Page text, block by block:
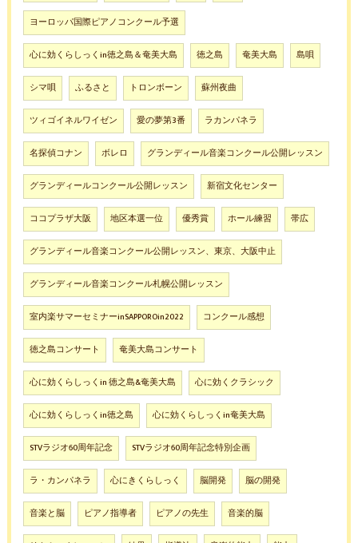
ヨーロッパ国際ピアノコンクール予選
心に効くらしっくin徳之島＆奄美大島 徳之島 奄美大島 島唄
シマ唄 ふるさと トロンボーン 蘇州夜曲
ツィゴイネルワイゼン 愛の夢第3番 ラカンパネラ
名探偵コナン ボレロ グランディール音楽コンクール公開レッスン
グランディールコンクール公開レッスン 新宿文化センター
ココプラザ大阪 地区本選一位 優秀賞 ホール練習 帯広
グランディール音楽コンクール公開レッスン、東京、大阪中止
グランディール音楽コンクール札幌公開レッスン
室内楽サマーセミナーinSAPPOROin2022 コンクール感想
徳之島コンサート 奄美大島コンサート
心に効くらしっくin 徳之島&奄美大島 心に効くクラシック
心に効くらしっくin徳之島 心に効くらしっくin奄美大島
STVラジオ60周年記念 STVラジオ60周年記念特別企画
ラ・カンパネラ 心にきくらしっく 脳開発 脳の開発
音楽と脳 ピアノ指導者 ピアノの先生 音楽的脳